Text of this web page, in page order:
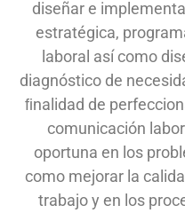
diseñar e
estratégica,
laboral así como
diagnóstico de
ﬁnalidad de
comunicación
oportuna en los
como mejorar la
trabajoy en los